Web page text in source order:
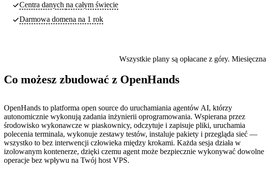
Centra danych na całym świecie
Darmowa domena na 1 rok
Wszystkie plany są opłacane z góry.
Co możesz zbudować z OpenHands
OpenHands to platforma open source do uruchamiania agentów AI, którzy
autonomicznie wykonują zadania inżynierii oprogramowania. Wspierana przez
środowisko wykonawcze w piaskownicy, odczytuje i zapisuje pliki, uruchamia
polecenia terminala, wykonuje zestawy testów, instaluje pakiety i przegląda sieć —
wszystko to bez interwencji człowieka między krokami. Każda sesja działa w
izolowanym kontenerze, dzięki czemu agent może bezpiecznie wykonywać dowolne
operacje bez wpływu na Twój host VPS.